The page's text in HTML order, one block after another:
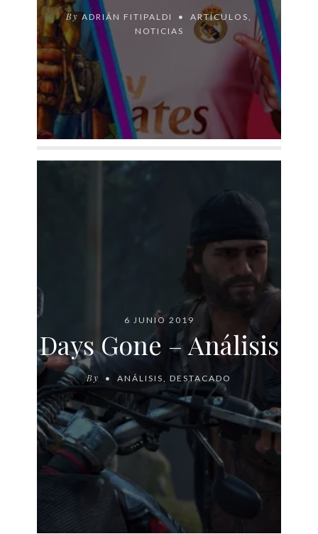
By ADRIÁN FITIPALDI ARTÍCULOS
NOTICIAS
6 JUNIO 2019
Days Gone – Análisis
By ANÁLISIS DESTACADO